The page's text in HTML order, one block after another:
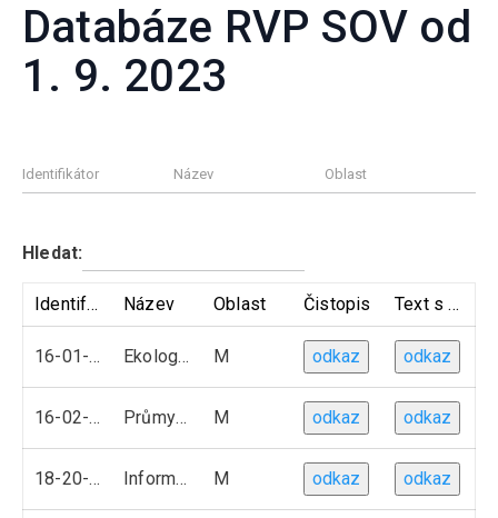
Databáze RVP SOV od
1. 9. 2023
Hledat:
Identifikátor Název Oblast Čistopis Text s vyznačenými změnami
16-01-M01 Ekologie a životni prostředí M odkaz odkaz
16-02-M01 Průmyslová ekologie M odkaz odkaz
18-20-M01 Informační technologie M odkaz odkaz